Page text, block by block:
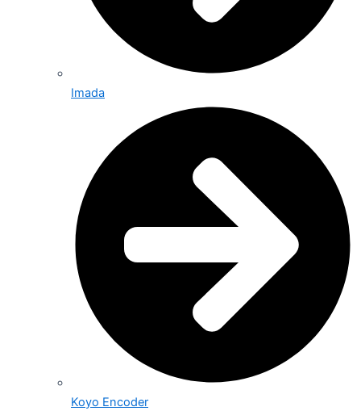
Imada
Koyo Encoder